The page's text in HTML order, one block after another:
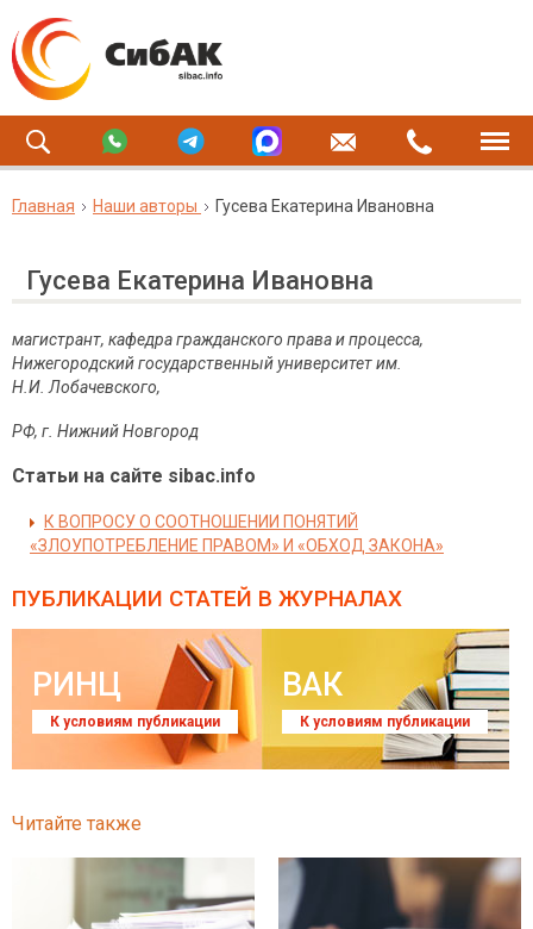
Главная Наши авторы Гусева Екатерина Ивановна
Гусева Екатерина Ивановна
магистрант, кафедра гражданского права и процесса,
Нижегородский государственный университет им.
Н.И. Лобачевского,
РФ, г. Нижний Новгород
Статьи на сайте sibac.info
К ВОПРОСУ О СООТНОШЕНИИ ПОНЯТИЙ
«ЗЛОУПОТРЕБЛЕНИЕ ПРАВОМ» И «ОБХОД ЗАКОНА»
ПУБЛИКАЦИИ СТАТЕЙ В ЖУРНАЛАХ
РИНЦ
К условиям публикации
ВАК
К условиям публикации
Читайте также